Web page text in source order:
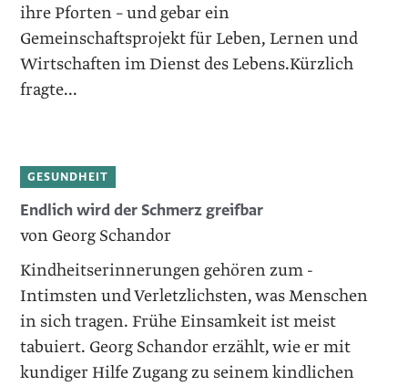
ihre Pforten – und gebar ein
Gemeinschaftsprojekt für Leben, Lernen und
Wirtschaften im Dienst des Lebens.Kürzlich
fragte...
GESUNDHEIT
Endlich wird der Schmerz greifbar
von Georg Schandor
Kindheitserinnerungen gehören zum ­
Intimsten und Verletzlichsten, was Menschen
in sich tragen. Frühe Einsamkeit ist meist
tabuiert. Georg Schandor erzählt, wie er mit
kundiger Hilfe Zugang zu seinem kindlichen